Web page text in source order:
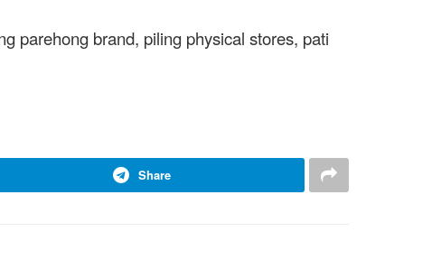
parehong brand, piling physical stores, pati
Share